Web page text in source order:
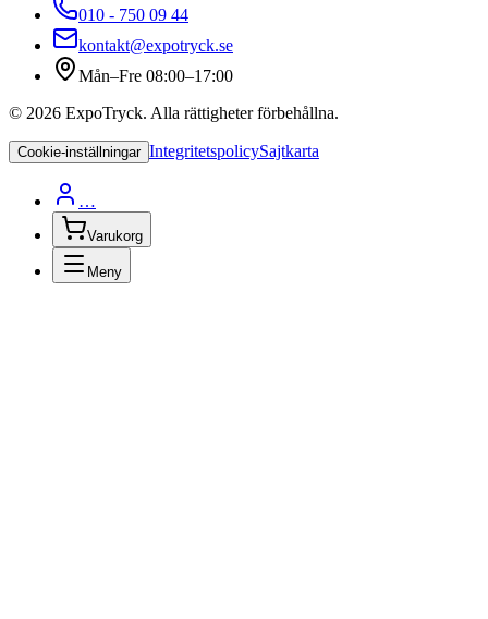
010 - 750 09 44
kontakt@expotryck.se
Mån–Fre 08:00–17:00
© 2026 ExpoTryck. Alla rättigheter förbehållna.
Cookie-inställningar IntegritetspolicySajtkarta
…
Varukorg
Meny